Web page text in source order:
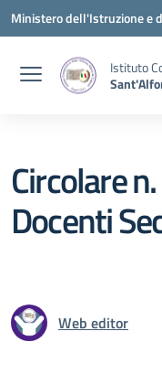
Vai ai contenuti
Vai al menu di navigazione
Vai al footer
Ministero dell'Istruzione e
Istituto
Circolare
Docenti
Web editor